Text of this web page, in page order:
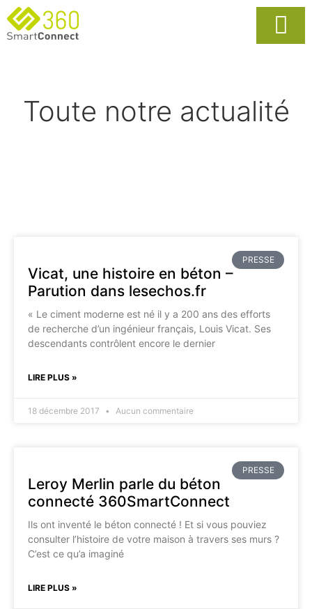
Toute notre actualité
PRESSE
Vicat, une histoire en béton –
Parution dans lesechos.fr
« Le ciment moderne est né il y a 200 ans des efforts
de recherche d’un ingénieur français, Louis Vicat. Ses
descendants contrôlent encore le dernier
LIRE PLUS »
18 décembre 2017 Aucun commentaire
PRESSE
Leroy Merlin parle du béton
connecté 360SmartConnect
Ils ont inventé le béton connecté ! Et si vous pouviez
consulter l’histoire de votre maison à travers ses murs ?
C’est ce qu’a imaginé
LIRE PLUS »